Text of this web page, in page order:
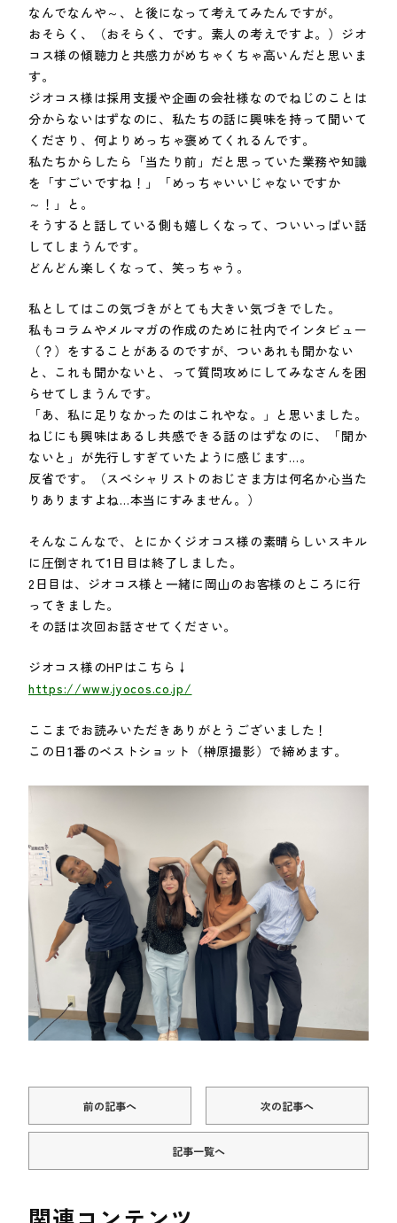
なんでなんや～、と後になって考えてみたんですが。
おそらく、（おそらく、です。素人の考えですよ。）ジオ
コス様の傾聴力と共感力がめちゃくちゃ高いんだと思いま
す。
ジオコス様は採用支援や企画の会社様なのでねじのことは
分からないはずなのに、私たちの話に興味を持って聞いて
くださり、何よりめっちゃ褒めてくれるんです。
私たちからしたら「当たり前」だと思っていた業務や知識
を「すごいですね！」「めっちゃいいじゃないですか
～！」と。
そうすると話している側も嬉しくなって、ついいっぱい話
してしまうんです。
どんどん楽しくなって、笑っちゃう。
私としてはこの気づきがとても大きい気づきでした。
私もコラムやメルマガの作成のために社内でインタビュー
（？）をすることがあるのですが、ついあれも聞かない
と、これも聞かないと、って質問攻めにしてみなさんを困
らせてしまうんです。
「あ、私に足りなかったのはこれやな。」と思いました。
ねじにも興味はあるし共感できる話のはずなのに、「聞か
ないと」が先行しすぎていたように感じます…。
反省です。（スペシャリストのおじさま方は何名か心当た
りありますよね…本当にすみません。）
そんなこんなで、とにかくジオコス様の素晴らしいスキル
に圧倒されて1日目は終了しました。
2日目は、ジオコス様と一緒に岡山のお客様のところに行
ってきました。
その話は次回お話させてください。
ジオコス様のHPはこちら↓
https://www.jyocos.co.jp/
ここまでお読みいただきありがとうございました！
この日1番のベストショット（榊原撮影）で締めます。
前の記事へ
記事一覧へ
次の記事へ